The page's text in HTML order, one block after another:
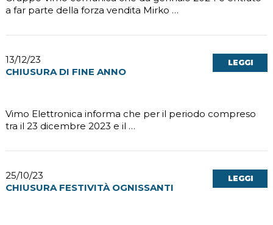
a far parte della forza vendita Mirko …
13/12/23
CHIUSURA DI FINE ANNO
Vimo Elettronica informa che per il periodo compreso
tra il 23 dicembre 2023 e il …
LEGGI
25/10/23
CHIUSURA FESTIVITÀ OGNISSANTI
LEGGI